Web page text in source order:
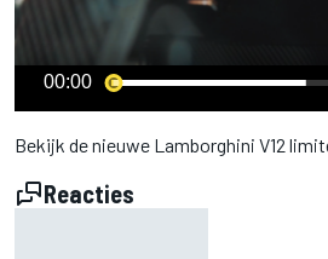
00:00
Bekijk de nieuwe Lamborghini V12
Reacties